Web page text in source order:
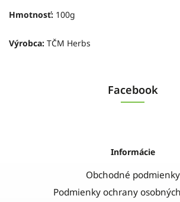
Hmotnosť: 100g
Výrobca: TČM Herbs
Facebook
Informácie
Obchodné podmienky
Podmienky ochrany